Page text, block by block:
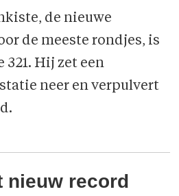
de nieuwe
de meeste rondjes, is
321. Hij zet een
neer en verpulvert
nieuw record